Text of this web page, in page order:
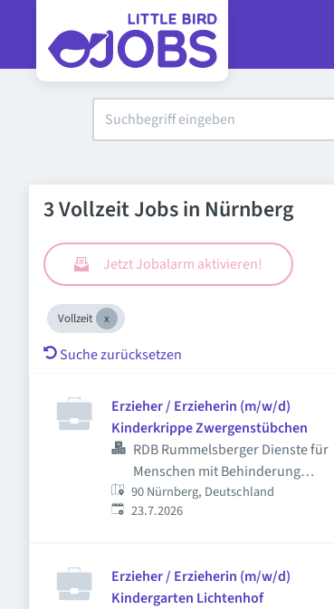
3 Vollzeit Jobs in Nürnberg
Jetzt Jobalarm aktivieren!
Vollzeit
Suche zurücksetzen
Erzieher / Erzieherin (m/w/d)
Kinderkrippe Zwergenstübchen
RDB Rummelsberger Dienste für
Menschen mit Behinderung
gGmbH
90 Nürnberg, Deutschland
Veröffentlicht
23.7.2026
Erzieher / Erzieherin (m/w/d)
Kindergarten Lichtenhof